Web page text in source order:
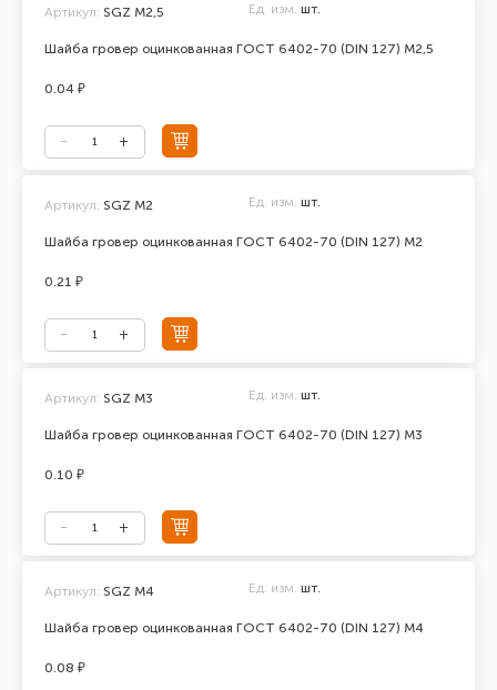
Шайба гровер оцинкованная ГОСТ 6402-70 (DIN 127) М2,5
Артикул: SGZ M2,5 Ед. изм. шт.
0.04 ₽
Шайба гровер оцинкованная ГОСТ 6402-70 (DIN 127) М2
Артикул: SGZ M2 Ед. изм. шт.
0.21 ₽
Шайба гровер оцинкованная ГОСТ 6402-70 (DIN 127) М3
Артикул: SGZ M3 Ед. изм. шт.
0.10 ₽
Шайба гровер оцинкованная ГОСТ 6402-70 (DIN 127) М4
Артикул: SGZ M4 Ед. изм. шт.
0.08 ₽